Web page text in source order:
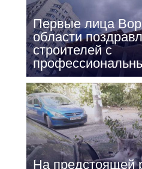
Первые лица
области
строителей с
На предстоящей